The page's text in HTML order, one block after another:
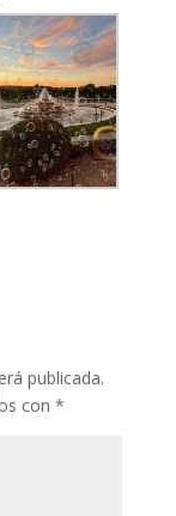
publicada.
con *